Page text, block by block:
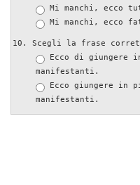
Mi manchi, ecco
Mi manchi, ecco
Scegli la frase
Ecco di giungere
manifestanti.
Ecco giungere in
manifestanti.